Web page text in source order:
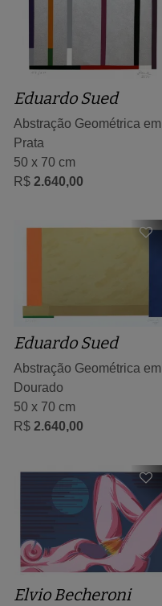
Eduardo Sued
Abstração Geométrica em
Prata
50 x 70 cm
R$ 2.640,00
Eduardo Sued
Abstração Geométrica em
Dourado
50 x 70 cm
R$ 2.640,00
Elvio Becheroni